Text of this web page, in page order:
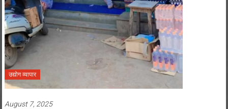
उद्योग व्यापार
August 7, 2025